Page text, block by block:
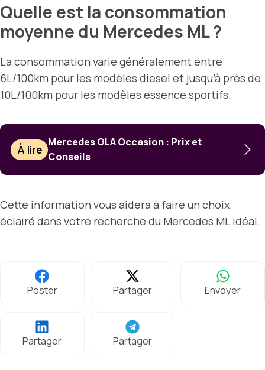
Quelle est la consommation
moyenne du Mercedes ML ?
La consommation varie généralement entre
6L/100km pour les modèles diesel et jusqu’à près de
10L/100km pour les modèles essence sportifs.
À lire
Mercedes GLA Occasion : Prix et
Conseils
Cette information vous aidera à faire un choix
éclairé dans votre recherche du Mercedes ML idéal.
Poster Partager Envoyer
Partager Partager